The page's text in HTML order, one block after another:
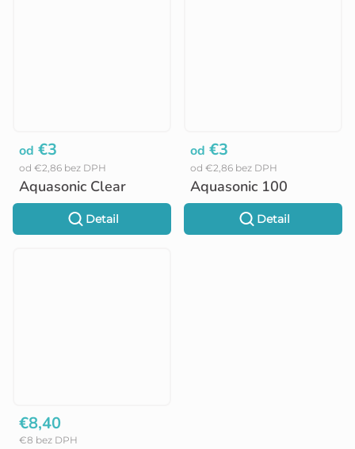
Aquasonic Clear
od €2,86 bez DPH
od €3
Detail
Aquasonic 100
od €2,86 bez DPH
od €3
Detail
€8 bez DPH
€8,40